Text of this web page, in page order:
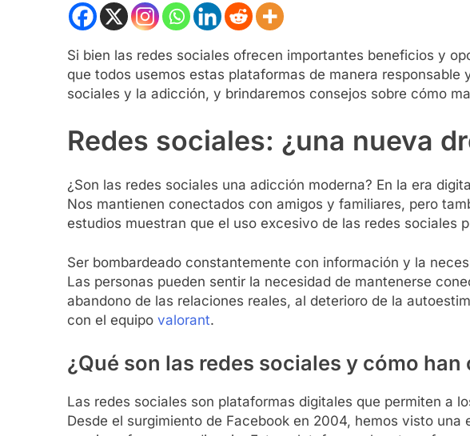
Si bien las redes sociales ofrecen importantes beneficios y
que todos usemos estas plataformas de manera
sociales y la adicción, y brindaremos consejos sobre cómo
Redes sociales: ¿una nueva
¿Son las redes sociales una adicción moderna? En la era
Nos mantienen conectados con amigos y familiares, pero
estudios muestran que el uso excesivo de las redes sociales
Ser bombardeado constantemente con información y la
Las personas pueden sentir la necesidad de mantenerse
abandono de las relaciones reales, al deterioro de la
con el equipo valorant.
¿Qué son las redes sociales y cómo
Las redes sociales son plataformas digitales que permiten a
Desde el surgimiento de Facebook en 2004, hemos visto